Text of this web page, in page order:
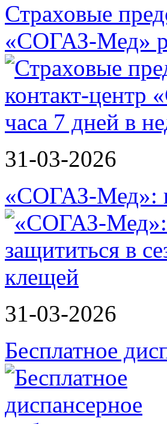
Страховые
«СОГАЗ-Мед»
31-03-2026
«СОГАЗ-Мед»:
31-03-2026
Бесплатное